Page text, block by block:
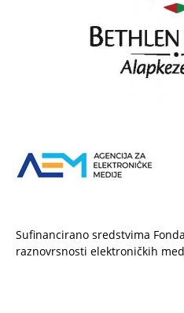
Sufinancirano sredstvima
raznovrsnosti elektroničkih